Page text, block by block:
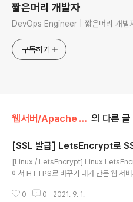
짧은머리 개발자
DevOps Engineer | 짧은머리 개발
구독하기
웹서버/Apache || Tomcat 의 다른 글
[SSL 발급] LetsEncrypt로
[Linux / LetsEncrypt] Linux
에서 HTTPS로 바꾸기 내가 만든 웹 서
층 보안은 보안된 환경에서의 통신을 제공
0 0 2021. 9. 1.